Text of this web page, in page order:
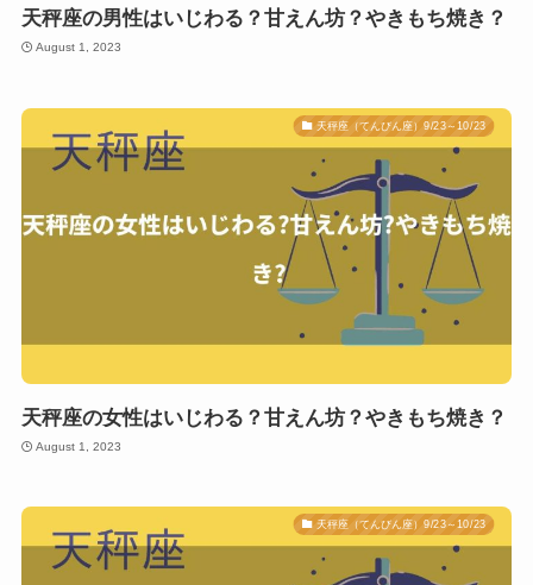
天秤座の男性はいじわる？甘えん坊？やきもち焼き？
August 1, 2023
天秤座（てんびん座）9/23～10/23
天秤座の女性はいじわる？甘えん坊？やきもち焼き？
August 1, 2023
天秤座（てんびん座）9/23～10/23